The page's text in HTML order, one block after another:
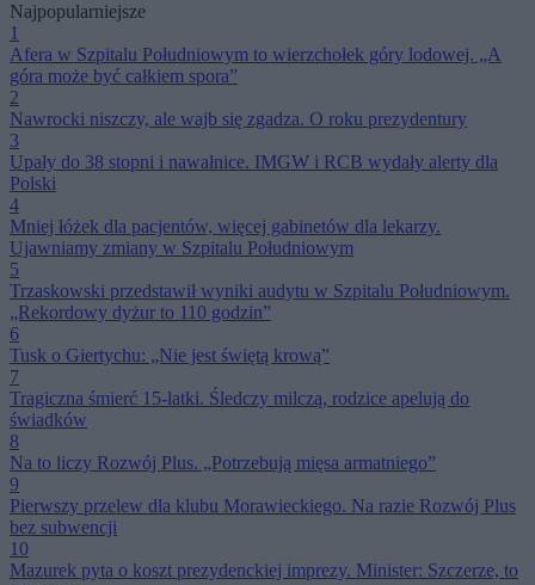
Najpopularniejsze
1
Afera w Szpitalu Południowym to wierzchołek góry lodowej. „A
góra może być całkiem spora”
2
Nawrocki niszczy, ale wajb się zgadza. O roku prezydentury
3
Upały do 38 stopni i nawałnice. IMGW i RCB wydały alerty dla
Polski
4
Mniej łóżek dla pacjentów, więcej gabinetów dla lekarzy.
Ujawniamy zmiany w Szpitalu Południowym
5
Trzaskowski przedstawił wyniki audytu w Szpitalu Południowym.
„Rekordowy dyżur to 110 godzin”
6
Tusk o Giertychu: „Nie jest świętą krową”
7
Tragiczna śmierć 15-latki. Śledczy milczą, rodzice apelują do
świadków
8
Na to liczy Rozwój Plus. „Potrzebują mięsa armatniego”
9
Pierwszy przelew dla klubu Morawieckiego. Na razie Rozwój Plus
bez subwencji
10
Mazurek pyta o koszt prezydenckiej imprezy. Minister: Szczerze, to